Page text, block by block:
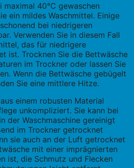
40°C gewaschen
ein mildes Waschmittel. Einige
bei niedrigeren
Verwenden Sie in diesem Fall
das für niedrigere
ist. Trocknen Sie die Bettwäsche
im Trockner oder lassen Sie
Wenn die Bettwäsche gebügelt
Sie eine mittlere Hitze.
einem robusten Material
unkompliziert. Sie kann bei
der Waschmaschine gereinigt
im Trockner getrocknet
sie auch an der Luft getrocknet
mit einer imprägnierten
ist, die Schmutz und Flecken